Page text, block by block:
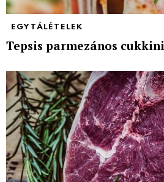
EGYTÁLÉTELEK
Tepsis parmezános cukkini